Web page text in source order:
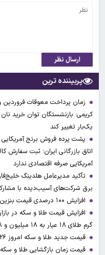
ارسال نظر
پربیننده ترین
زمان پرداخت معوقات
یک‌بار تغییر کند
پشت پرده فروش برنج
اتاق بازرگانی ایران؛ ثبت سفارش
آمریکایی صرفه اقتصادی ندارد
تأکید مدیرعامل هلدینگ
برق شرکت‌های آسیب‌دیده با
افزایش ۱۰۰ درصدی قیمت بنزین با موافقت سران قوا
گرم طلای ۱۸ عیار به ۱۸ میلیون و ۳۱۸ هزار و ۱۰۰ تومان رسید
قیمت جدید طلا و سکه امروز ۲۶ تیرماه ۱۴۰۵/ جدول